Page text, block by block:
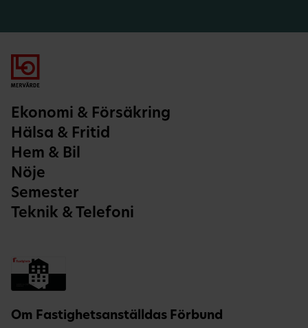
Ekonomi & Försäkring
Hälsa & Fritid
Hem & Bil
Nöje
Semester
Teknik & Telefoni
Om Fastighetsanställdas Förbund